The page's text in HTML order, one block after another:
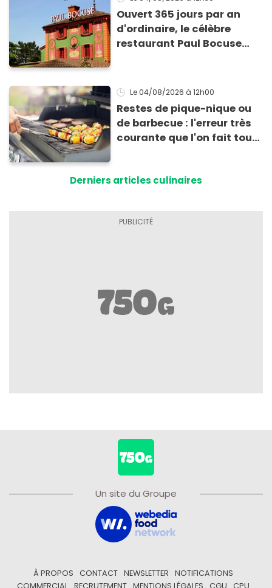
Ouvert 365 jours par an
d'ordinaire, le célèbre
restaurant Paul Bocuse
Le 04/08/2026 à 12h00
Restes de pique-nique ou
de barbecue : l'erreur très
courante que l'on fait tous
Derniers articles culinaires
Un site du Groupe
À PROPOS CONTACT NEWSLETTER
NOTIFICATIONS
COMMERCIAL
RECRUTEMENT MENTIONS LÉGALES CGU CPU